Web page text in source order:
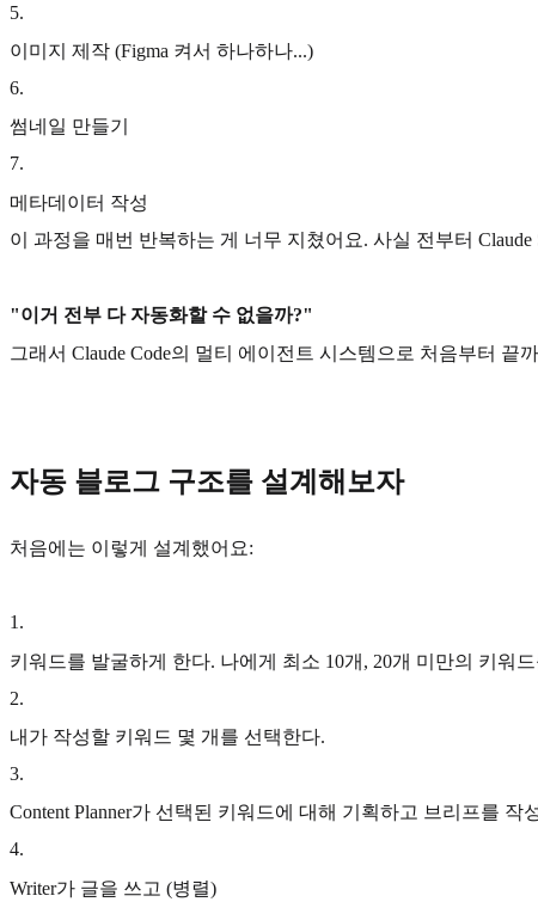
5.
이미지 제작 (Figma 켜서 하나하나...)
6.
썸네일 만들기
7.
메타데이터 작성
이 과정을 매번 반복하는 게 너무 지쳤어요. 사실 전부터
"이거 전부 다 자동화할 수 없을까?"
그래서 Claude Code의 멀티 에이전트 시스템으로 처음부터 끝
자동 블로그 구조를 설계해보자
처음에는 이렇게 설계했어요:
1 .
키워드를 발굴하게 한다. 나에게 최소 10개, 20개 미만의 키워
2.
내가 작성할 키워드 몇 개를 선택한다.
3.
Content Planner가 선택된 키워드에 대해 기획하고 브리프를 작
4.
Writer가 글을 쓰고 (병렬)